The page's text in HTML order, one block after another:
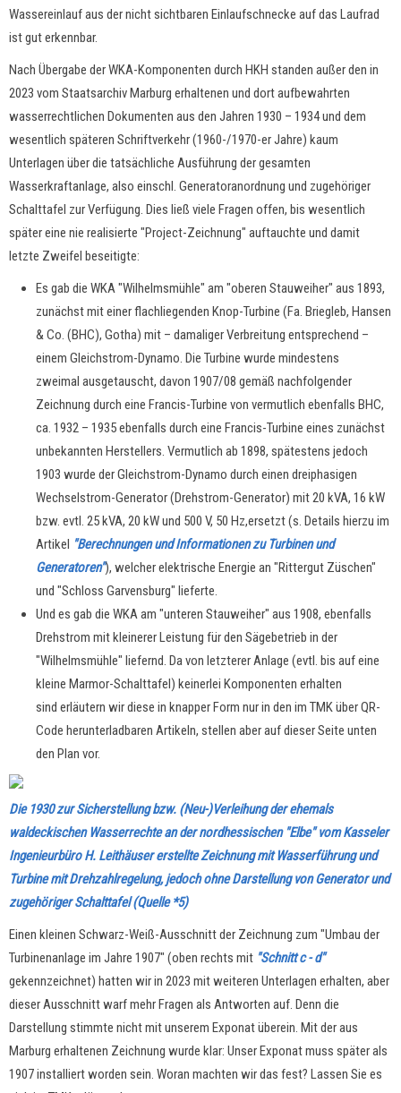
Wassereinlauf aus der nicht sichtbaren Einlaufschnecke auf das Laufrad
ist gut erkennbar.
Nach Übergabe der WKA-Komponenten durch HKH standen außer den in
2023 vom Staatsarchiv Marburg erhaltenen und dort aufbewahrten
wasserrechtlichen Dokumenten aus den Jahren 1930 – 1934 und dem
wesentlich späteren Schriftverkehr (1960-/1970-er Jahre) kaum
Unterlagen über die tatsächliche Ausführung der gesamten
Wasserkraftanlage, also einschl. Generatoranordnung und zugehöriger
Schalttafel zur Verfügung. Dies ließ viele Fragen offen, bis wesentlich
später eine nie realisierte "Project-Zeichnung" auftauchte und damit
letzte Zweifel beseitigte:
Es gab die WKA "Wilhelmsmühle" am "oberen Stauweiher" aus 1893,
zunächst mit einer flachliegenden Knop-Turbine (Fa. Briegleb, Hansen
& Co. (BHC), Gotha) mit – damaliger Verbreitung entsprechend –
einem Gleichstrom-Dynamo. Die Turbine wurde mindestens
zweimal ausgetauscht, davon 1907/08 gemäß nachfolgender
Zeichnung durch eine Francis-Turbine von vermutlich ebenfalls BHC,
ca. 1932 – 1935 ebenfalls durch eine Francis-Turbine eines zunächst
unbekannten Herstellers. Vermutlich ab 1898, spätestens jedoch
1903 wurde der Gleichstrom-Dynamo durch einen dreiphasigen
Wechselstrom-Generator (Drehstrom-Generator) mit 20 kVA, 16 kW
bzw. evtl. 25 kVA, 20 kW und 500 V, 50 Hz,ersetzt (s. Details hierzu im
Artikel "Berechnungen und Informationen zu Turbinen und
Generatoren"), welcher elektrische Energie an "Rittergut Züschen"
und "Schloss Garvensburg" lieferte.
Und es gab die WKA am "unteren Stauweiher" aus 1908, ebenfalls
Drehstrom mit kleinerer Leistung für den Sägebetrieb in der
"Wilhelmsmühle" liefernd. Da von letzterer Anlage (evtl. bis auf eine
kleine Marmor-Schalttafel) keinerlei Komponenten erhalten
sind erläutern wir diese in knapper Form nur in den im TMK über QR-
Code herunterladbaren Artikeln, stellen aber auf dieser Seite unten
den Plan vor.
Die 1930 zur Sicherstellung bzw. (Neu-)Verleihung der ehemals
waldeckischen Wasserrechte an der nordhessischen "Elbe" vom Kasseler
Ingenieurbüro H. Leithäuser erstellte Zeichnung mit Wasserführung und
Turbine mit Drehzahlregelung, jedoch ohne Darstellung von Generator und
zugehöriger Schalttafel (Quelle *5)
Einen kleinen Schwarz-Weiß-Ausschnitt der Zeichnung zum "Umbau der
Turbinenanlage im Jahre 1907" (oben rechts mit "Schnitt c - d"
gekennzeichnet) hatten wir in 2023 mit weiteren Unterlagen erhalten, aber
dieser Ausschnitt warf mehr Fragen als Antworten auf. Denn die
Darstellung stimmte nicht mit unserem Exponat überein. Mit der aus
Marburg erhaltenen Zeichnung wurde klar: Unser Exponat muss später als
1907 installiert worden sein. Woran machten wir das fest? Lassen Sie es